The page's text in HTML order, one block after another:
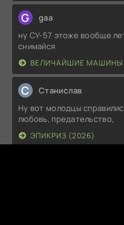
G gaa
ну СУ-57 этоже вообще
снимайся
ВЕЛИЧАЙШИЕ МАШИНЫ
С Станислав
Ну вот молодцы
любовь, предательство,
ЭПИКРИЗ (2026)